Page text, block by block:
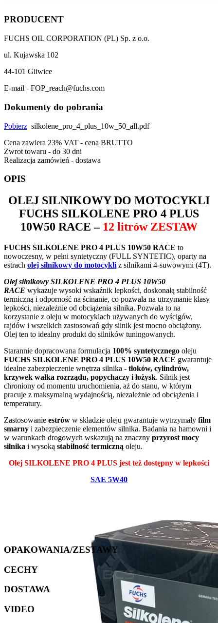
PRODUCENT
FUCHS OIL CORPORATION (PL) Sp. z o.o.
ul. Kujawska 102
44-101 Gliwice
E-mail - FOP_reach@fuchs.com
Dokumenty do pobrania
Pobierz silkolene_pro_4_plus_10w_50_all.pdf
Cena zawiera 23% VAT - cena BRUTTO
Zwrot towaru - do 30 dni
Realizacja zamówień - dostawa
OPIS
OLEJ SILNIKOWY DO MOTOCYKLI
FUCHS SILKOLENE PRO 4 PLUS
10W50 RACE – 12 litrów ZESTAW
FUCHS SILKOLENE PRO 4 PLUS 10W50 RACE to
nowoczesny, w pełni syntetyczny (FULL SYNTETIC), oparty na
estrach olej silnikowy do motocykli z silnikami 4-suwowymi (4T).
Olej silnikowy SILKOLENE PRO 4 PLUS 10W50
RACE wykazuje wysoki wskaźnik lepkości, doskonałą stabilność
termiczną i odporność na ścinanie, co pozwala na utrzymanie klasy
lepkości, niezależnie od obciążenia silnika. Pozwala to na
korzystanie z oleju w motocyklach używanych do wyścigów,
rajdów i wszelkich zastosowań gdy silnik jest mocno obciążony.
Olej ten to idealny produkt do silników tuningowanych.
Starannie dopracowana formulacja 100% syntetycznego oleju
FUCHS SILKOLENE PRO 4 PLUS 10W50 RACE gwarantuje
idealne zabezpieczenie wnętrza silnika - tłoków, cylindrów,
krzywek wałka rozrządu, popychaczy i łożysk. Silnik jest
chroniony od momentu uruchomienia, aż do stanu, w którym
pracuje z maksymalną wydajnością, niezależnie od obciążenia i
temperatury.
Zastosowanie estrów w składzie oleju gwarantuje wytrzymały film
smarny i zabezpieczenie elementów silnika. Badania na hamowni i
w warunkach drogowych wskazują na znaczny przyrost mocy
silnika i wysoką stabilność termiczną oleju.
Olej SILKOLENE PRO 4 PLUS jest też dostępny w lepkości
SAE 5W40
OPAKOWANIA/ZESTAWY
CECHY
DOSTAWA
VIDEO